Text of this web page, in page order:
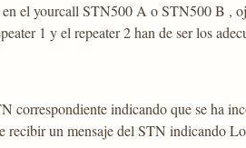
el yourcall STN500 A o STN500 B ,
1 y el repeater 2 han de ser los
correspondiente indicando que se ha
recibir un mensaje del STN indicando